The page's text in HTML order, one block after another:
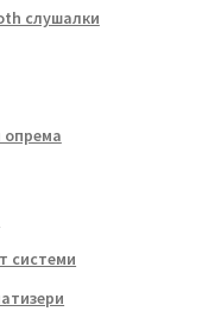
слушалки
опрема
системи